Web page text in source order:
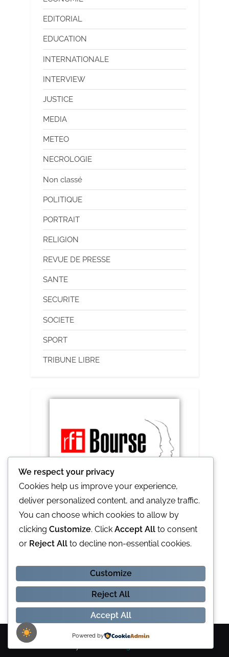
EDITORIAL
EDUCATION
INTERNATIONALE
INTERVIEW
JUSTICE
MEDIA
METEO
NECROLOGIE
Non classé
POLITIQUE
PORTRAIT
RELIGION
REVUE DE PRESSE
SANTE
SECURITE
SOCIETE
SPORT
TRIBUNE LIBRE
RFI lance le prix Ghislaine et Claude 2021
L'Opinion notre partenaire idéal
Copyright © 2026 LE THERMOMETRE ACTU.
Powered byPressBook Blog WordPress theme
We respect your privacy
Cookies help us improve your experience,
deliver personalized content, and analyze traffic.
You can choose which cookies to allow by
clicking Customize. Click Accept All to consent
or Reject All to decline non-essential cookies.
Customize
Reject All
Accept All
Powered by